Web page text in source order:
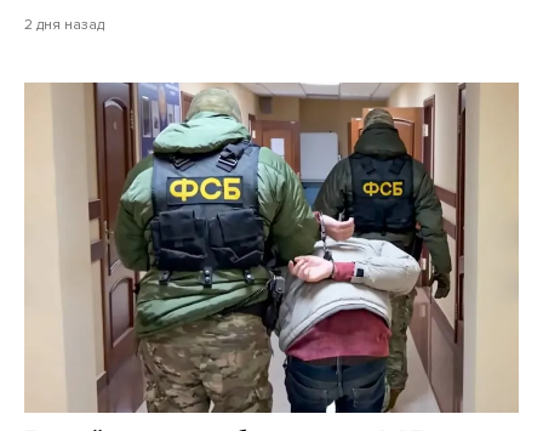
2 дня назад